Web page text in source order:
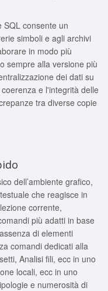
SQL consente un
simboli e agli archivi
in modo più
sempre alla versione più
dei dati su
e l'integrità delle
tra diverse copie
dell’ambiente grafico,
che reagisce in
corrente,
più adatti in base
di elementi
comandi dedicati alla
Analisi fili, ecc in uno
locali, ecc in uno
e numerosità di